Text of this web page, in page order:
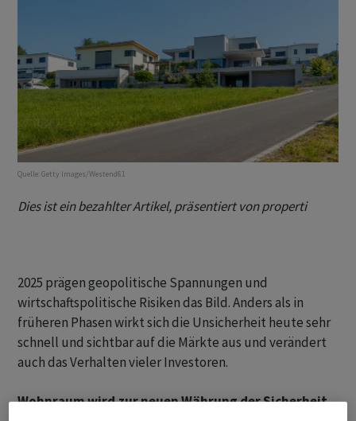
Quelle: Getty Images/Westend61
Dies ist ein bezahlter Artikel, präsentiert von properti
2025 prägen geopolitische Spannungen und
wirtschaftspolitische Risiken das Bild. Anders als in
früheren Phasen wirkt sich die Unsicherheit heute sehr
schnell und sichtbar auf die Märkte aus und verändert
auch das Verhalten vieler Investoren.
Wohnraum wird zur neuen Währung der Sicherheit